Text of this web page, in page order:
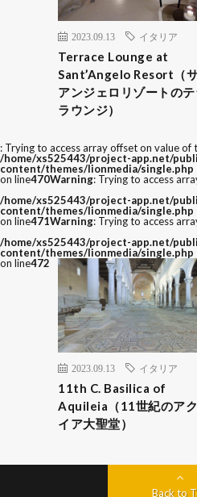
2023.09.13 イタリア
Terrace Lounge at
Sant’Angelo Resort（
アンジェロリゾートのテ
ラウンジ）
: Trying to access array offset on value of
/home/xs525443/project-app.net/
content/themes/lionmedia/single.php
on line470Warning: Trying to access
/home/xs525443/project-app.net/
content/themes/lionmedia/single.php
on line471Warning: Trying to access
/home/xs525443/project-app.net/
content/themes/lionmedia/single.php
on line472
2023.09.13 イタリア
11th C. Basilica of
Aquileia（11世紀のア
イア大聖堂）
Back to